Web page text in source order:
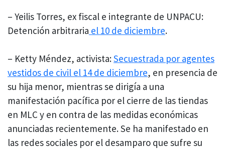
– Yeilis Torres, ex fiscal e integrante de UNPACU:
Detención arbitraria el 10 de diciembre.
– Ketty Méndez, activista:Secuestrada por agentes
vestidos de civil el 14 de diciembre, en presencia de
su hija menor, mientras se dirigía a una
manifestación pacífica por el cierre de las tiendas
en MLC y en contra de las medidas económicas
anunciadas recientemente. Se ha manifestado en
las redes sociales por el desamparo que sufre su